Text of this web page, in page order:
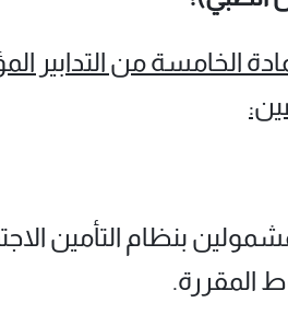
الخامسة من التدابير
بنظام التأمين
المقررة.